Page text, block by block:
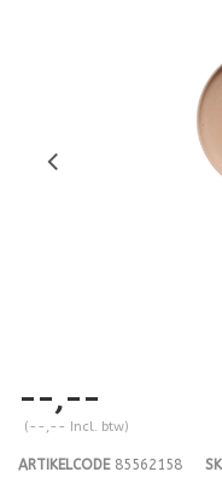
--,--
(--,-- Incl. btw)
ARTIKELCODE85562158